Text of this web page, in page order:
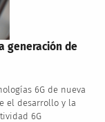
generación de
6G de nueva
el desarrollo y la
6G